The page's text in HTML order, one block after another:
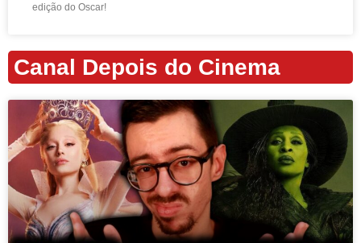
edição do Oscar!
Canal Depois do Cinema